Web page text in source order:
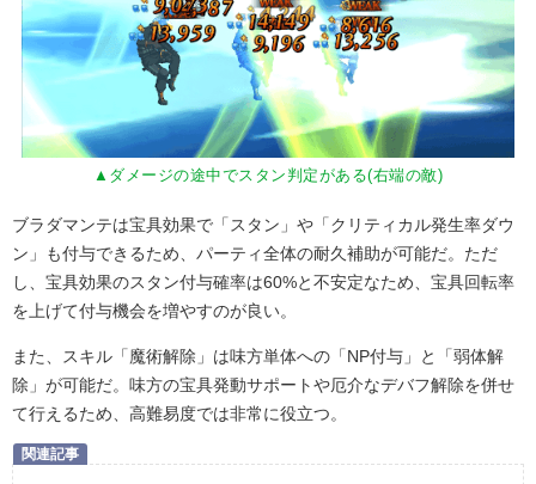
▲ダメージの途中でスタン判定がある(右端の敵)
ブラダマンテは宝具効果で「スタン」や「クリティカル発生率ダウ
ン」も付与できるため、パーティ全体の耐久補助が可能だ。ただ
し、宝具効果のスタン付与確率は60%と不安定なため、宝具回転率
を上げて付与機会を増やすのが良い。
また、スキル「魔術解除」は味方単体への「NP付与」と「弱体解
除」が可能だ。味方の宝具発動サポートや厄介なデバフ解除を併せ
て行えるため、高難易度では非常に役立つ。